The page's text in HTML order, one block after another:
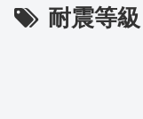
耐震等級